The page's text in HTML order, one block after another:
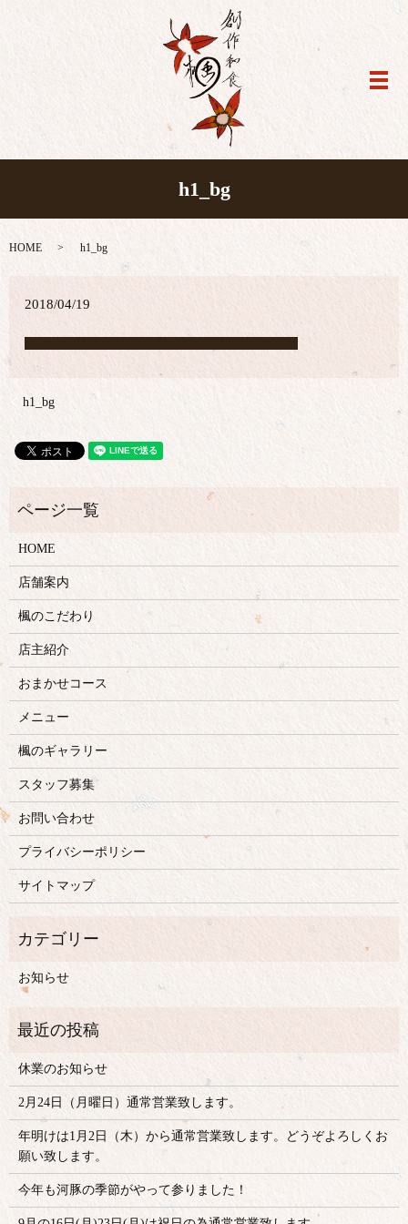
メ
h1_bg
HOME h1_bg
2018/04/19
h1_bg
HOME
店舗案内
楓のこだわり
店主紹介
おまかせコース
メニュー
楓のギャラリー
スタッフ募集
お問い合わせ
プライバシーポリシー
サイトマップ
お知らせ
休業のお知らせ
2月24日（月曜日）通常営業致します。
年明けは1月2日（木）から通常営業致します。どうぞよろしくお
願い致します。
今年も河豚の季節がやって参りました！